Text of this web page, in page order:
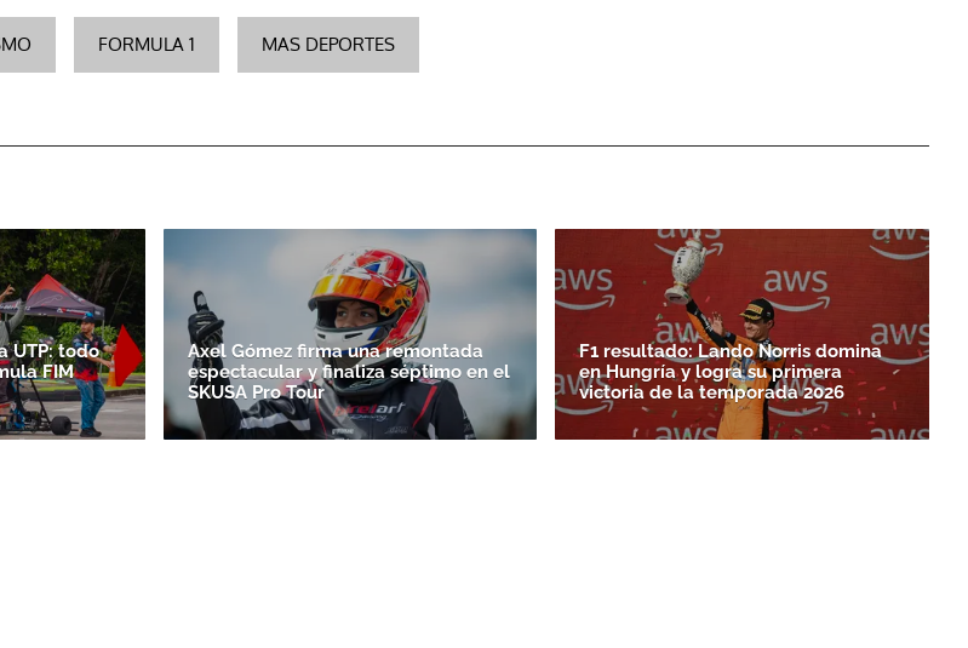
FORMULA 1 MAS DEPORTES
UTP: todo
FIM
Axel Gómez firma una remontada
espectacular y finaliza séptimo en el
SKUSA Pro Tour
F1 resultado: Lando Norris domina
en Hungría y logra su primera
victoria de la temporada 2026